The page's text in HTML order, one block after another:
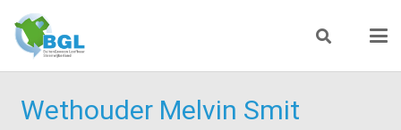
Wethouder Melvin Smit